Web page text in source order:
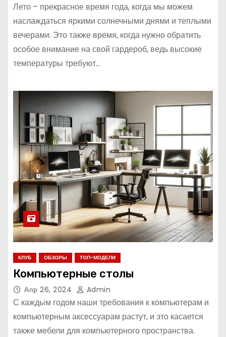
Лето – прекрасное время года, когда мы можем
наслаждаться яркими солнечными днями и теплыми
вечерами. Это также время, когда нужно обратить
особое внимание на свой гардероб, ведь высокие
температуры требуют…
КЛУБ ОБЗОРЫ ТОП-МОДЕЛИ
Компьютерные столы
Апр 26, 2024 Admin
С каждым годом наши требования к компьютерам и
компьютерным аксессуарам растут, и это касается
также мебели для компьютерного пространства.